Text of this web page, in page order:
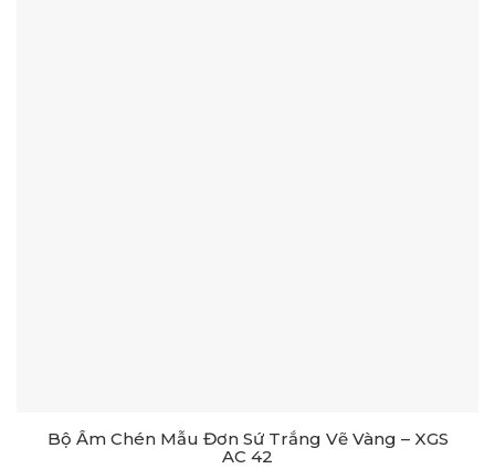
Bộ Ấm Chén Mẫu Đơn Sứ Trắng Vẽ Vàng – XGS
AC 42